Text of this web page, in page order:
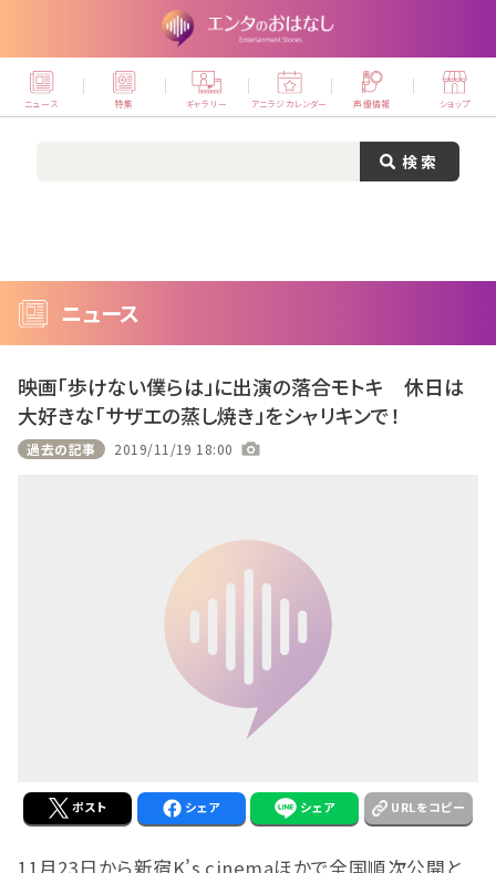
ニュース 特集 ギャラリー アニラジカレンダー 声優情報 ショップ
ニュース
映画「歩けない僕らは」に出演の落合モトキ 休日は
大好きな「サザエの蒸し焼き」をシャリキンで！
過去の記事 2019/11/19 18:00
ポスト シェア シェア URLをコピー